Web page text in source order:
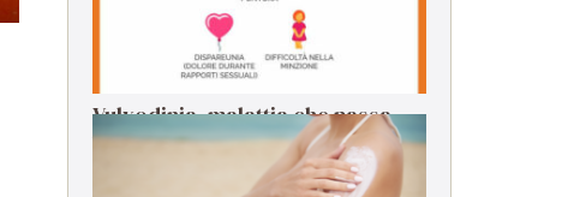
Vulvodinia, malattia che passa
troppo spesso in secondo piano